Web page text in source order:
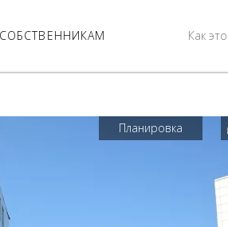
Как
Планировка